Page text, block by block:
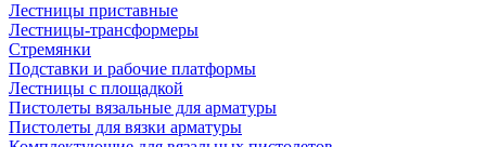
Лестницы приставные
Лестницы-трансформеры
Стремянки
Подставки и рабочие платформы
Лестницы с площадкой
Пистолеты вязальные для арматуры
Пистолеты для вязки арматуры